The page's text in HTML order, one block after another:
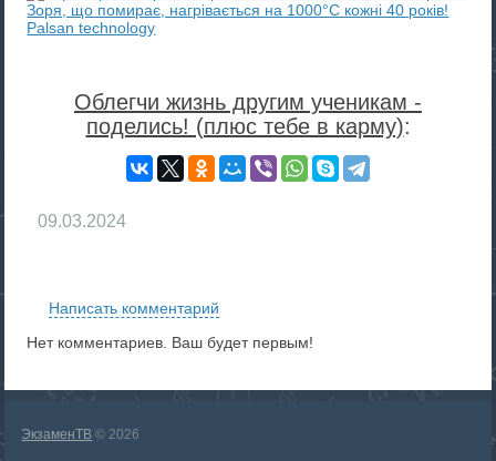
Зоря, що помирає, нагрівається на 1000°C кожні 40 років!
Palsan technology
Облегчи жизнь другим ученикам -
поделись! (плюс тебе в карму):
09.03.2024
Написать комментарий
Нет комментариев. Ваш будет первым!
ЭкзаменТВ © 2026